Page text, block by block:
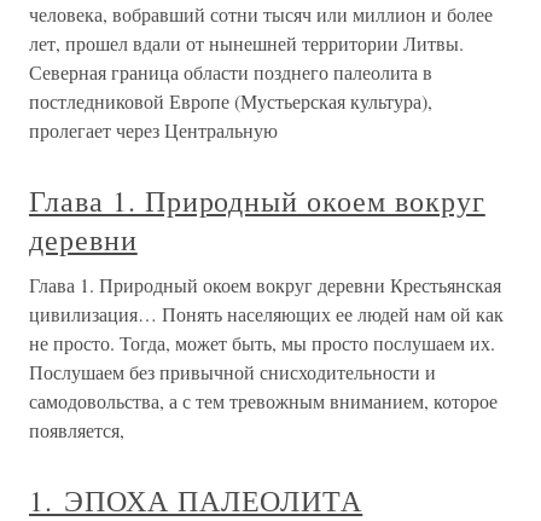
человека, вобравший сотни тысяч или миллион и более
лет, прошел вдали от нынешней территории Литвы.
Северная граница области позднего палеолита в
постледниковой Европе (Мустьерская культура),
пролегает через Центральную
Глава 1. Природный окоем вокруг
деревни
Глава 1. Природный окоем вокруг деревни Крестьянская
цивилизация… Понять населяющих ее людей нам ой как
не просто. Тогда, может быть, мы просто послушаем их.
Послушаем без привычной снисходительности и
самодовольства, а с тем тревожным вниманием, которое
появляется,
1. ЭПОХА ПАЛЕОЛИТА